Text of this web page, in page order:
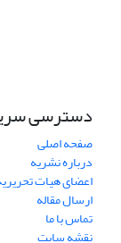
دسترسی
صفحه اصلی
درباره نشریه
اعضای هیات
ارسال مقاله
تماس با ما
نقشه سایت